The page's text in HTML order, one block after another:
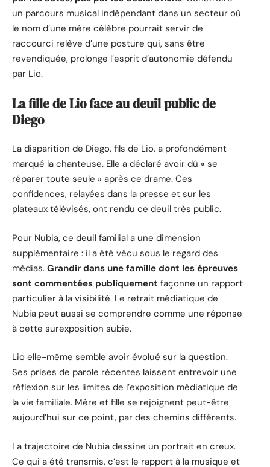
un parcours musical indépendant dans un secteur où
le nom d’une mère célèbre pourrait servir de
raccourci relève d’une posture qui, sans être
revendiquée, prolonge l’esprit d’autonomie défendu
par Lio.
La fille de Lio face au deuil public de
Diego
La disparition de Diego, fils de Lio, a profondément
marqué la chanteuse. Elle a déclaré avoir dû « se
réparer toute seule » après ce drame. Ces
confidences, relayées dans la presse et sur les
plateaux télévisés, ont rendu ce deuil très public.
Pour Nubia, ce deuil familial a une dimension
supplémentaire : il a été vécu sous le regard des
médias. Grandir dans une famille dont les épreuves
sont commentées publiquement façonne un rapport
particulier à la visibilité. Le retrait médiatique de
Nubia peut aussi se comprendre comme une réponse
à cette surexposition subie.
Lio elle-même semble avoir évolué sur la question.
Ses prises de parole récentes laissent entrevoir une
réflexion sur les limites de l’exposition médiatique de
la vie familiale. Mère et fille se rejoignent peut-être
aujourd’hui sur ce point, par des chemins différents.
La trajectoire de Nubia dessine un portrait en creux.
Ce qui a été transmis, c’est le rapport à la musique et